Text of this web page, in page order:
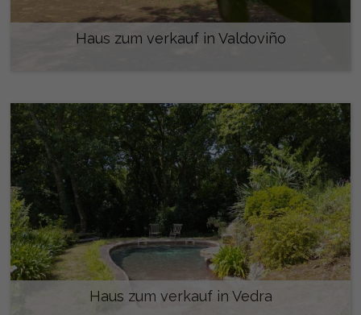
Haus zum verkauf in Valdoviño
Haus zum verkauf in Vedra